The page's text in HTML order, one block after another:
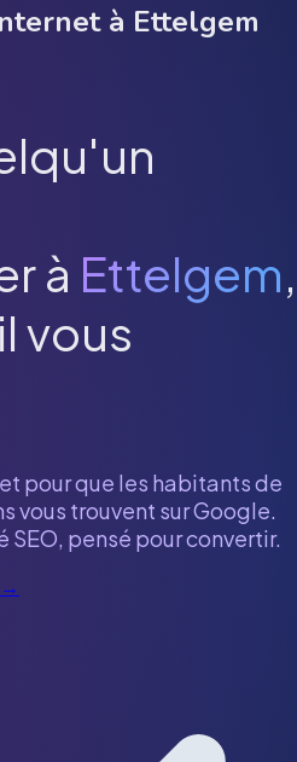
à Ettelgem
à Ettelgem,
vous
pour que les habitants de
vous trouvent sur Google.
pensé pour convertir.
→